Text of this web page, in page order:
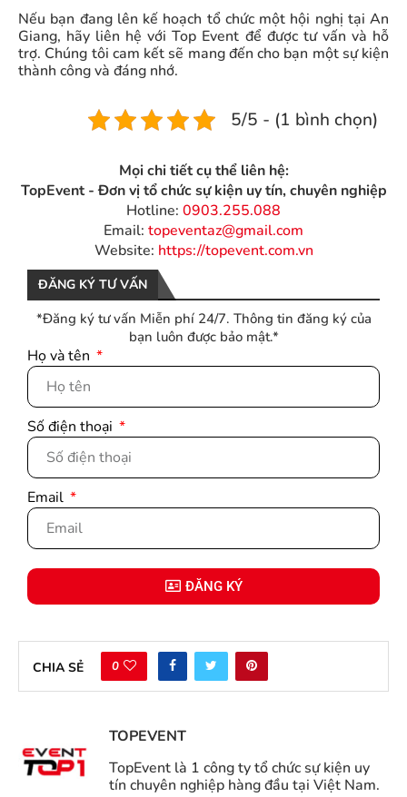
Nếu bạn đang lên kế hoạch tổ chức một hội nghị tại An
Giang, hãy liên hệ với Top Event để được tư vấn và hỗ
trợ. Chúng tôi cam kết sẽ mang đến cho bạn một sự kiện
thành công và đáng nhớ.
5/5 - (1 bình chọn)
Mọi chi tiết cụ thể liên hệ:
TopEvent - Đơn vị tổ chức sự kiện uy tín, chuyên nghiệp
Hotline: 0903.255.088
Email: topeventaz@gmail.com
Website: https://topevent.com.vn
ĐĂNG KÝ TƯ VẤN
*Đăng ký tư vấn Miễn phí 24/7. Thông tin đăng ký của
bạn luôn được bảo mật.*
Họ và tên
Số điện thoại
Email
ĐĂNG KÝ
CHIA SẺ 0
TOPEVENT
TopEvent là 1 công ty tổ chức sự kiện uy
tín chuyên nghiệp hàng đầu tại Việt Nam.